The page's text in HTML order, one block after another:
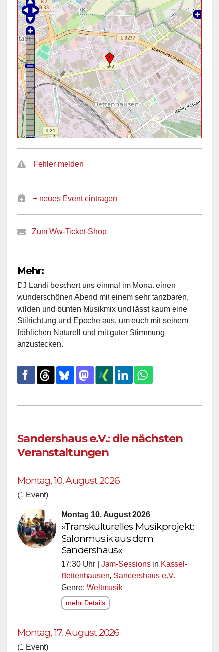
Fehler melden
+ neues Event eintragen
Zum Ww-Ticket-Shop
Mehr:
DJ Landi beschert uns einmal im Monat einen
wunderschönen Abend mit einem sehr tanzbaren,
wilden und bunten Musikmix und lässt kaum eine
Stilrichtung und Epoche aus, um euch mit seinem
fröhlichen Naturell und mit guter Stimmung
anzustecken.
Sandershaus e.V.: die nächsten
Veranstaltungen
Montag, 10. August 2026
(1 Event)
Montag 10. August 2026
»Transkulturelles Musikprojekt:
Salonmusik aus dem
Sandershaus«
17:30 Uhr | Jam-Sessions in Kassel-
Bettenhausen, Sandershaus e.V.
Genre: Weltmusik
mehr Details
Montag, 17. August 2026
(1 Event)